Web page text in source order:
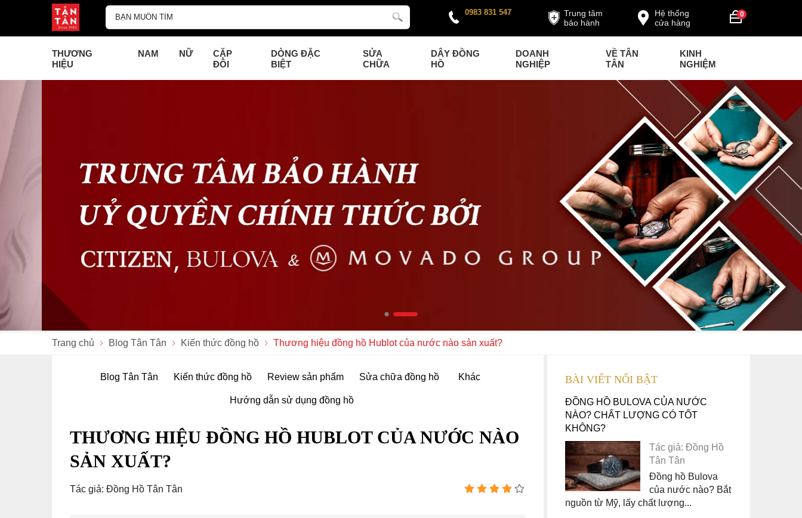
0
Hệ thống
cửa hàng
Trung tâm
bảo hành
0983 831 547
THƯƠNG
HIỆU
NAM NỮ
CẶP
ĐÔI
DÒNG ĐẶC
BIỆT
SỬA
CHỮA
DÂY ĐỒNG
HỒ
DOANH
NGHIỆP
VỀ TÂN
TÂN
KINH
NGHIỆM
Trang chủ Blog Tân Tân Kiến thức đồng hồ Thương hiệu đồng hồ Hublot của nước nào sản xuất?
Blog Tân Tân Kiến thức đồng hồ Review sản phẩm Sửa chữa đồng hồ Khác
Hướng dẫn sử dụng đồng hồ
THƯƠNG HIỆU ĐỒNG HỒ HUBLOT CỦA NƯỚC NÀO
SẢN XUẤT?
Tác giả: Đồng Hồ Tân Tân
BÀI VIẾT NỔI BẬT
ĐỒNG HỒ BULOVA CỦA NƯỚC
NÀO? CHẤT LƯỢNG CÓ TỐT
KHÔNG?
Tác giả: Đồng Hồ
Tân Tân
Đồng hồ Bulova
của nước nào? Bắt
nguồn từ Mỹ, lấy chất lượng...